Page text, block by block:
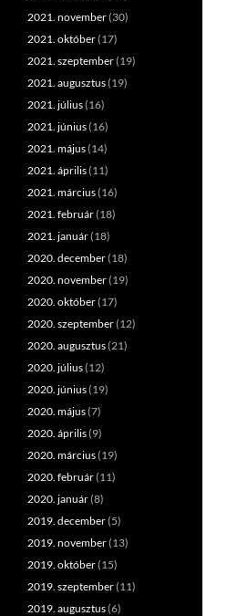
2021. november(30)
2021. október(17)
2021. szeptember(19)
2021. augusztus(19)
2021. július(16)
2021. június(16)
2021. május(14)
2021. április(11)
2021. március(16)
2021. február(18)
2021. január(18)
2020. december(18)
2020. november(19)
2020. október(17)
2020. szeptember(12)
2020. augusztus(21)
2020. július(12)
2020. június(19)
2020. május(7)
2020. április(9)
2020. március(19)
2020. február(11)
2020. január(8)
2019. december(5)
2019. november(13)
2019. október(15)
2019. szeptember(11)
2019. augusztus(6)